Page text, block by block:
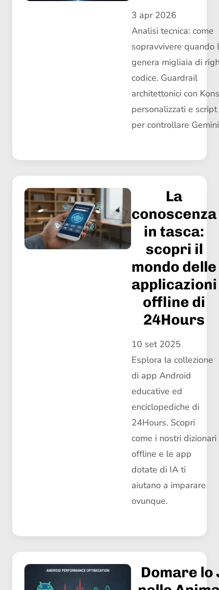
3 apr 2026
Analisi tecnica: come
sopravvivere quando
genera migliaia di
codice. Guardrail
architettonici con
personalizzati e
per controllare
La
conoscenza
in tasca:
scopri il
mondo delle
applicazioni
offline di
24Hours
10 set 2025
Esplora la collezione
di app Android
educative ed
enciclopediche di
24Hours. Scopri
come i nostri dizionari
offline e le app
dotate di IA ti
aiutano a imparare
ovunque.
Domare lo